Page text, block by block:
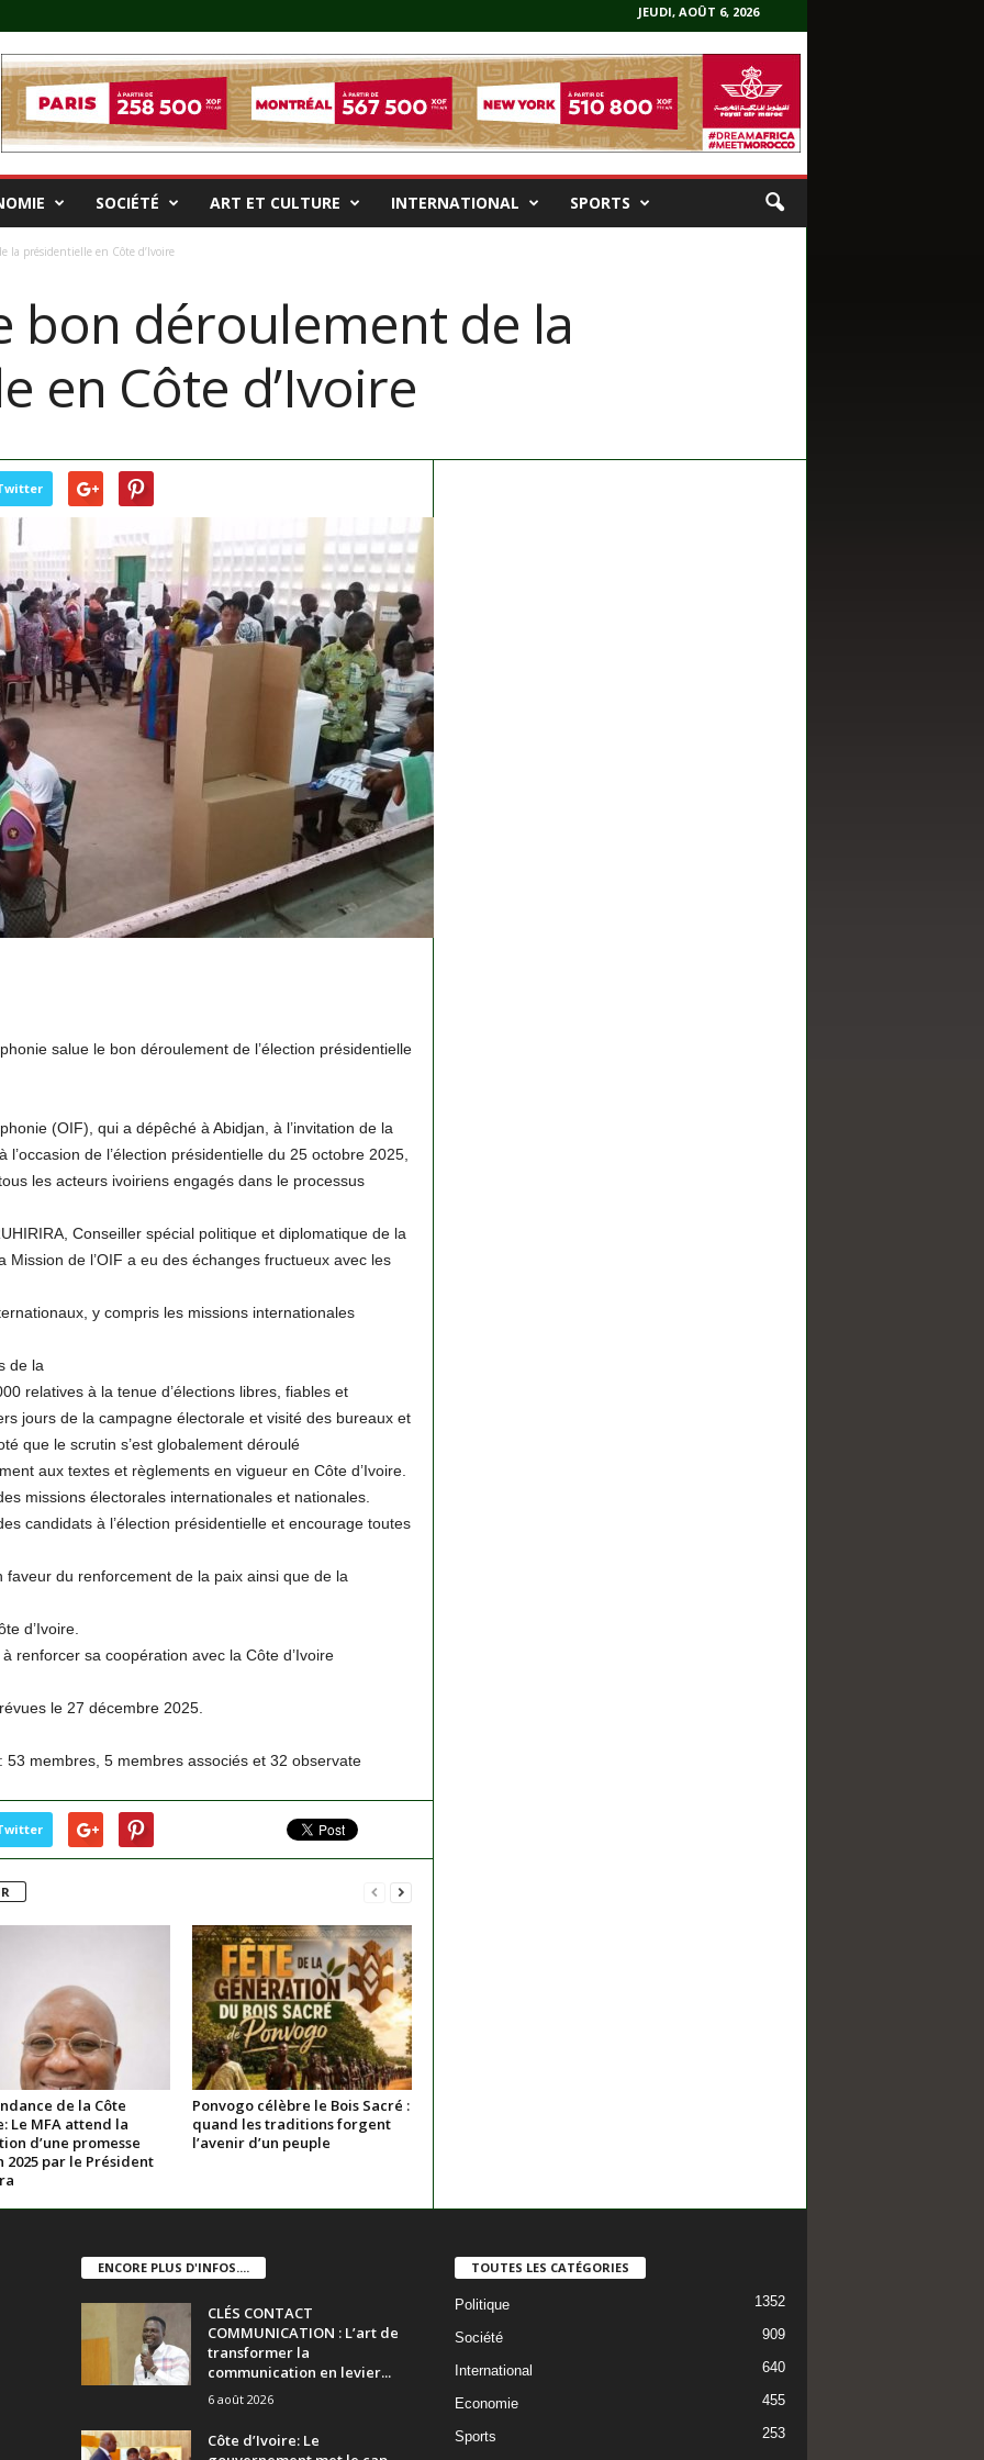
JEUDI, AOÛT 6, 2026
SOCIÉTÉ ART ET CULTURE INTERNATIONAL SPORTS
la présidentielle en Côte d’Ivoire
bon déroulement de la
en Côte d’Ivoire
salue le bon déroulement de l’élection présidentielle
(OIF), qui a dépêché à Abidjan, à l’invitation de la
de l’élection présidentielle du 25 octobre 2025,
les acteurs ivoiriens engagés dans le processus
Conseiller spécial politique et diplomatique de la
de l’OIF a eu des échanges fructueux avec les
y compris les missions internationales
de la
relatives à la tenue d’élections libres, fiables et
jours de la campagne électorale et visité des bureaux et
que le scrutin s’est globalement déroulé
aux textes et règlements en vigueur en Côte d’Ivoire.
missions électorales internationales et nationales.
candidats à l’élection présidentielle et encourage toutes
du renforcement de la paix ainsi que de la
d’Ivoire.
renforcer sa coopération avec la Côte d’Ivoire
le 27 décembre 2025.
53 membres, 5 membres associés et 32 observate
de la Côte
Le MFA attend la
d’une promesse
2025 par le Président
Ponvogo célèbre le Bois Sacré :
quand les traditions forgent
l’avenir d’un peuple
ENCORE PLUS D'INFOS....
CLÉS CONTACT
COMMUNICATION : L’art de
transformer la
communication en levier...
6 août 2026
Côte d’Ivoire: Le
TOUTES LES CATÉGORIES
Politique 1352
Société 909
International 640
Economie 455
Sports
253